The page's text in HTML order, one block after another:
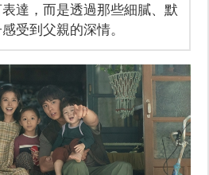
達，而是透過那些細膩、默
受到父親的深情。